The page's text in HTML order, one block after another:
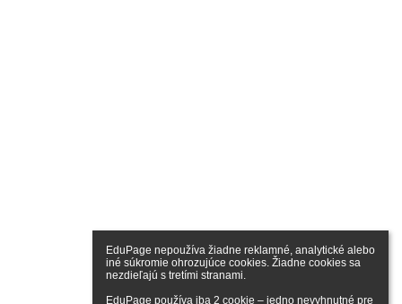
EduPage nepoužíva žiadne reklamné, analytické alebo
iné súkromie ohrozujúce cookies. Žiadne cookies sa
nezdieľajú s tretími stranami.
EduPage používa iba 2 cookie – jedno nevyhnutné pre